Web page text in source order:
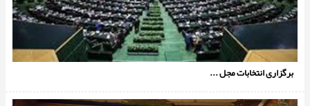
برگزاری انتخابات مجل ...